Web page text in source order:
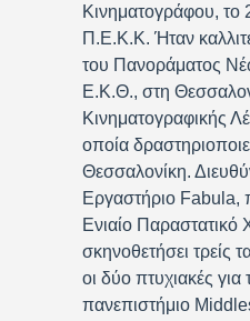
Κινηματογράφου, το
Π.Ε.Κ.Κ. Ήταν
του Πανοράματος
Ε.Κ.Θ., στη
Κινηματογραφικής
οποία
Θεσσαλονίκη.
Εργαστήριο Fabula,
Ενιαίο Παραστατικό
σκηνοθετήσει τρείς
οι δύο πτυχιακές
πανεπιστήμιο